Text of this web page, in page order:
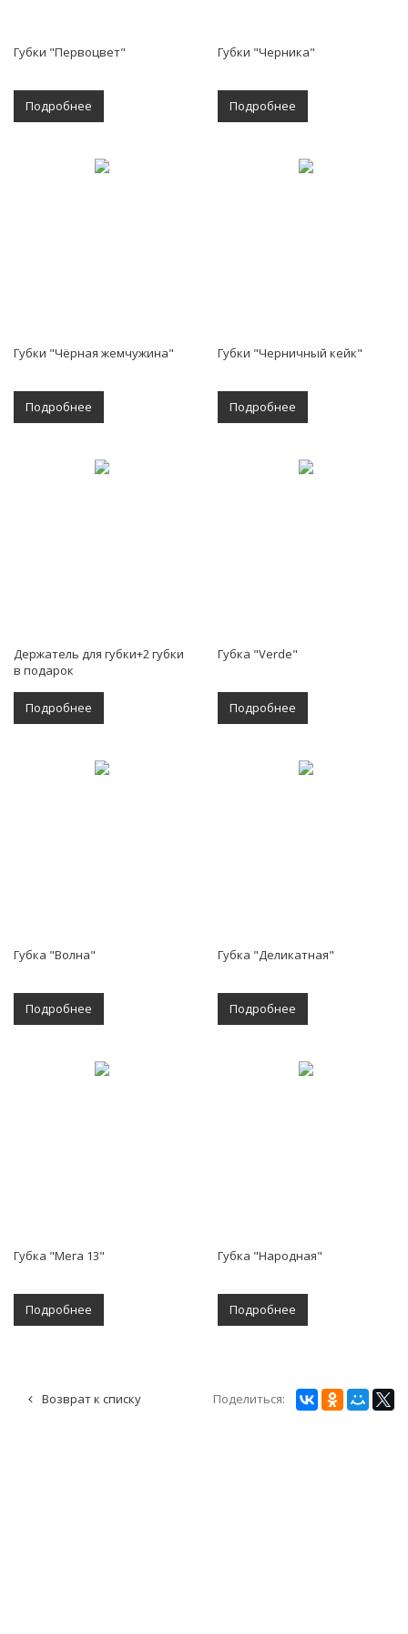
Губки "Первоцвет"
Подробнее
Губки "Черника"
Подробнее
Губки "Чёрная жемчужина"
Подробнее
Губки "Черничный кейк"
Подробнее
Держатель для губки+2 губки
в подарок
Подробнее
Губка "Verde"
Подробнее
Губка "Волна"
Подробнее
Губка "Деликатная"
Подробнее
Губка "Мега 13"
Подробнее
Губка "Народная"
Подробнее
Возврат к списку Поделиться: